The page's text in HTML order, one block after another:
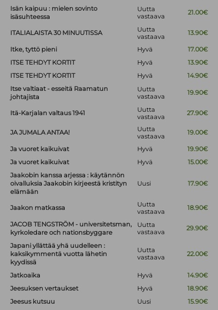
Isän kaipuu : mielen sovinto
isäsuhteessa
Uutta
vastaava
21.00€
ITALIALAISTA 30 MINUUTISSA
Uutta
vastaava
13.90€
Itke, tyttö pieni Hyvä
17.00€
ITSE TEHDYT KORTIT
Hyvä
13.90€
ITSE TEHDYT KORTIT
Hyvä
14.90€
Itse valtiaat - esseitä Raamatun
johtajista
Uutta
vastaava
19.90€
Itä-Karjalan valtaus 1941
Uutta
vastaava
27.90€
JA JUMALA ANTAA!
Uutta
vastaava
19.00€
Ja vuoret kaikuivat Hyvä
19.90€
Ja vuoret kaikuivat
Hyvä
15.00€
Jaakobin kanssa arjessa : käytännön
oivalluksia Jaakobin kirjeestä kristityn
elämään
Uusi 17.90€
Jaakon matkassa
Uutta
vastaava
18.90€
JACOB TENGSTRÖM - universitetsman,
kyrkoledare och nationsbyggare
Uutta
vastaava
29.90€
Japani yllättää yhä uudelleen :
kaksikymmentä vuotta lähetin
kyydissä
Uutta
vastaava
22.00€
Jatkoaika Hyvä
14.90€
Jeesuksen vertaukset
Hyvä
18.90€
Jeesus kutsuu
Uusi 15.90€